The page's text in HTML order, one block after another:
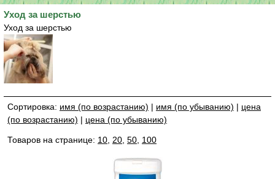
Уход за шерстью
Уход за шерстью
Сортировка: имя (по возрастанию) | имя (по убыванию) | цена
(по возрастанию) | цена (по убыванию)
Товаров на странице: 10 20 50 100